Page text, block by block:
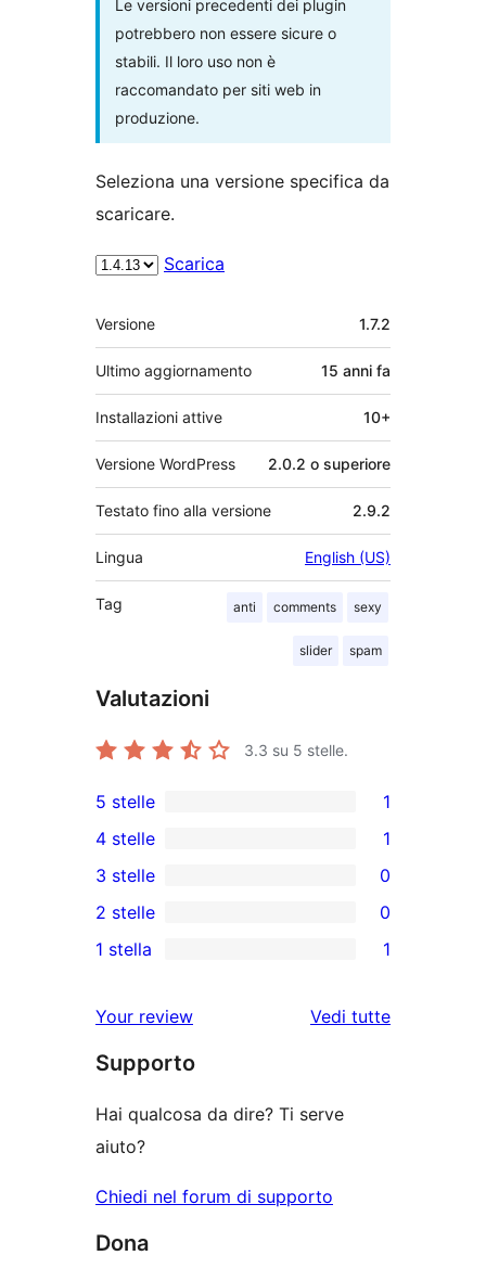
Le versioni precedenti dei plugin
potrebbero non essere sicure o
stabili. Il loro uso non è
raccomandato per siti web in
produzione.
Seleziona una versione specifica da
scaricare.
Scarica
Meta
Versione 1.7.2
Ultimo aggiornamento 15 anni fa
Installazioni attive 10+
Versione WordPress 2.0.2 o superiore
Testato fino alla versione 2.9.2
Lingua English (US)
Tag anti comments sexy
slider spam
Valutazioni
3.3 su 5 stelle.
1
5-
recensioni
a
stelle
5 stelle 1
4-
recensioni
a
4 stelle 1
0
recensioni
a
stelle
3 stelle 0
recensioni
2-
stelle
2 stelle 0
recensioni
a
1 stella 1
Your review Vedi tuttele
Supporto
Hai qualcosa da dire? Ti serve
aiuto?
Chiedi nel forum di supporto
Dona